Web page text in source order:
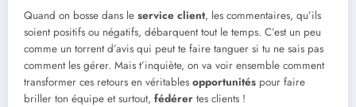
Quand on bosse dans le service client, les commentaires, qu’ils
soient positifs ou négatifs, débarquent tout le temps. C’est un peu
comme un torrent d’avis qui peut te faire tanguer si tu ne sais pas
comment les gérer. Mais t’inquiète, on va voir ensemble comment
transformer ces retours en véritables opportunités pour faire
briller ton équipe et surtout, fédérer tes clients !